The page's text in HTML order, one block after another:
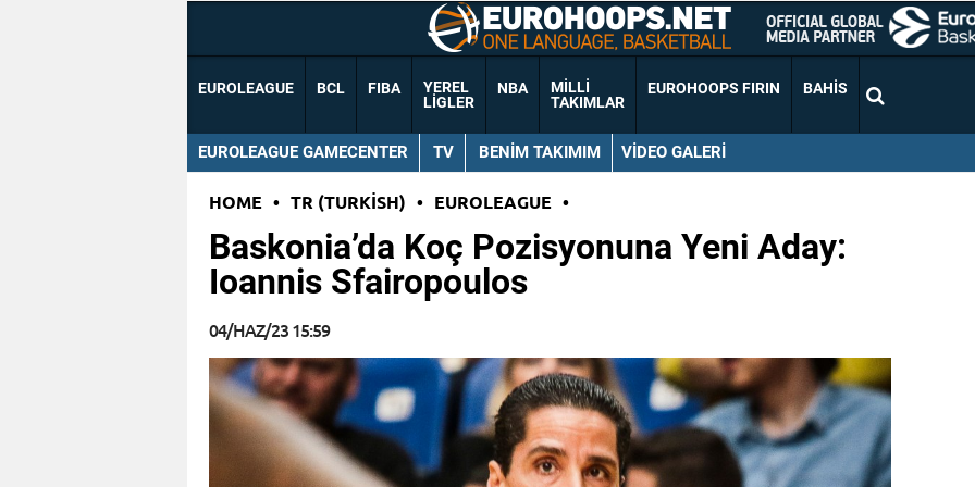
EUROLEAGUE BCL FIBA
YEREL
LIGLER
NBA
MILLI
TAKIMLAR
EUROHOOPS FIRIN BAHIS
EUROLEAGUE GAMECENTER TV BENIM TAKIMIM VIDEO GALERI
HOME • TR (TURKISH) • EUROLEAGUE •
Baskonia’da Koç Pozisyonuna Yeni Aday:
Ioannis Sfairopoulos
04/HAZ/23 15:59